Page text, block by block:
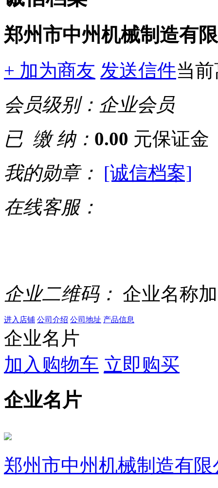
郑州市中州机械制造有
+ 加为商友 发送信件当
会员级别： 企业会员
已 缴 纳： 0.00 元保证金
我的勋章： [诚信档案]
在线客服：
企业二维码： 企业名称
进入店铺 公司介绍 公司地址 产品信息
企业名片
加入购物车 立即购买
企业名片
郑州市中州机械制造有限